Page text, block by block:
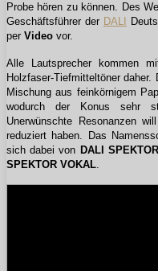
Probe hören zu können. Des
Geschäftsführer der DALI
per Video vor.
Alle Lautsprecher kommen
Holzfaser-Tiefmitteltöner
Mischung aus feinkörnigem
wodurch der Konus sehr
Unerwünschte Resonanzen
reduziert haben. Das
sich dabei von DALI
SPEKTOR VOKAL.